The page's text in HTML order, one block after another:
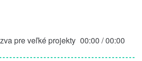
pre veľké projekty
o podporu
00:00 /00:00